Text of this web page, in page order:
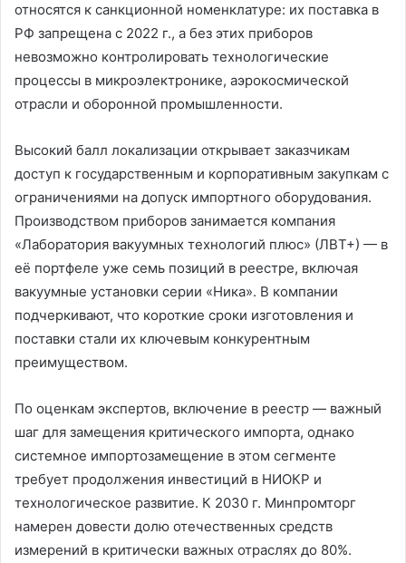
относятся к санкционной номенклатуре: их поставка в
РФ запрещена с 2022 г., а без этих приборов
невозможно контролировать технологические
процессы в микроэлектронике, аэрокосмической
отрасли и оборонной промышленности.
Высокий балл локализации открывает заказчикам
доступ к государственным и корпоративным закупкам с
ограничениями на допуск импортного оборудования.
Производством приборов занимается компания
«Лаборатория вакуумных технологий плюс» (ЛВТ+) — в
её портфеле уже семь позиций в реестре, включая
вакуумные установки серии «Ника». В компании
подчеркивают, что короткие сроки изготовления и
поставки стали их ключевым конкурентным
преимуществом.
По оценкам экспертов, включение в реестр — важный
шаг для замещения критического импорта, однако
системное импортозамещение в этом сегменте
требует продолжения инвестиций в НИОКР и
технологическое развитие. К 2030 г. Минпромторг
намерен довести долю отечественных средств
измерений в критически важных отраслях до 80%.